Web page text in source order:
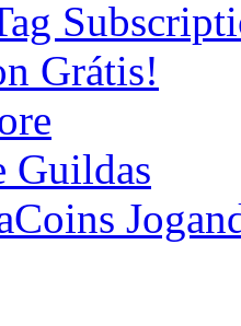
Grátis!
Guildas